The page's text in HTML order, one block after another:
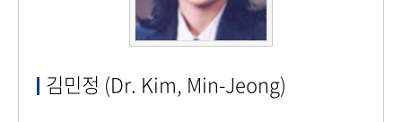
김민정 (Dr. Kim, Min-Jeong)